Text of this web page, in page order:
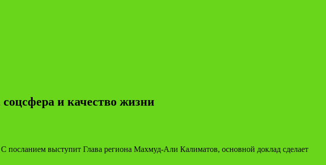
и качество жизни
посланием выступит Глава региона Махмуд-Али Калиматов, основной доклад сделает